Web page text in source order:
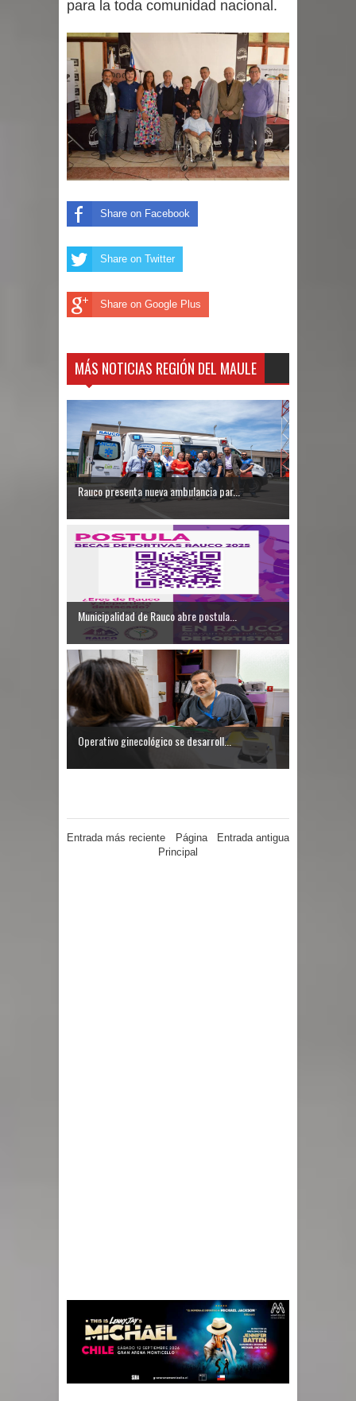
para la toda comunidad nacional.
Share on Facebook
Share on Twitter
Share on Google Plus
MÁS NOTICIAS REGIÓN DEL MAULE
Rauco presenta nueva ambulancia par...
Municipalidad de Rauco abre postula...
Operativo ginecológico se desarroll...
Entrada más reciente Entrada antigua
Página
Principal